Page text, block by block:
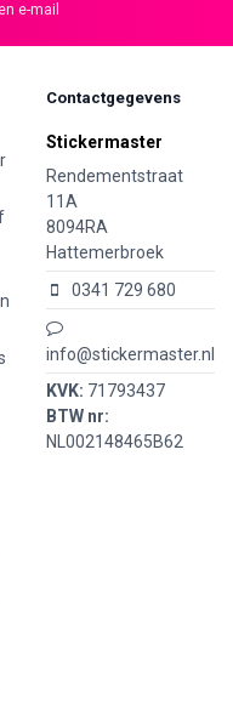
e-mail
Contactgegevens
Stickermaster
Rendementstraat
11A
8094RA
Hattemerbroek
0341 729 680
info@stickermaster.nl
KVK: 71793437
BTW nr:
NL002148465B62